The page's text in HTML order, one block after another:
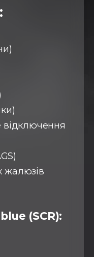
відключення
жалюзів
(SCR):